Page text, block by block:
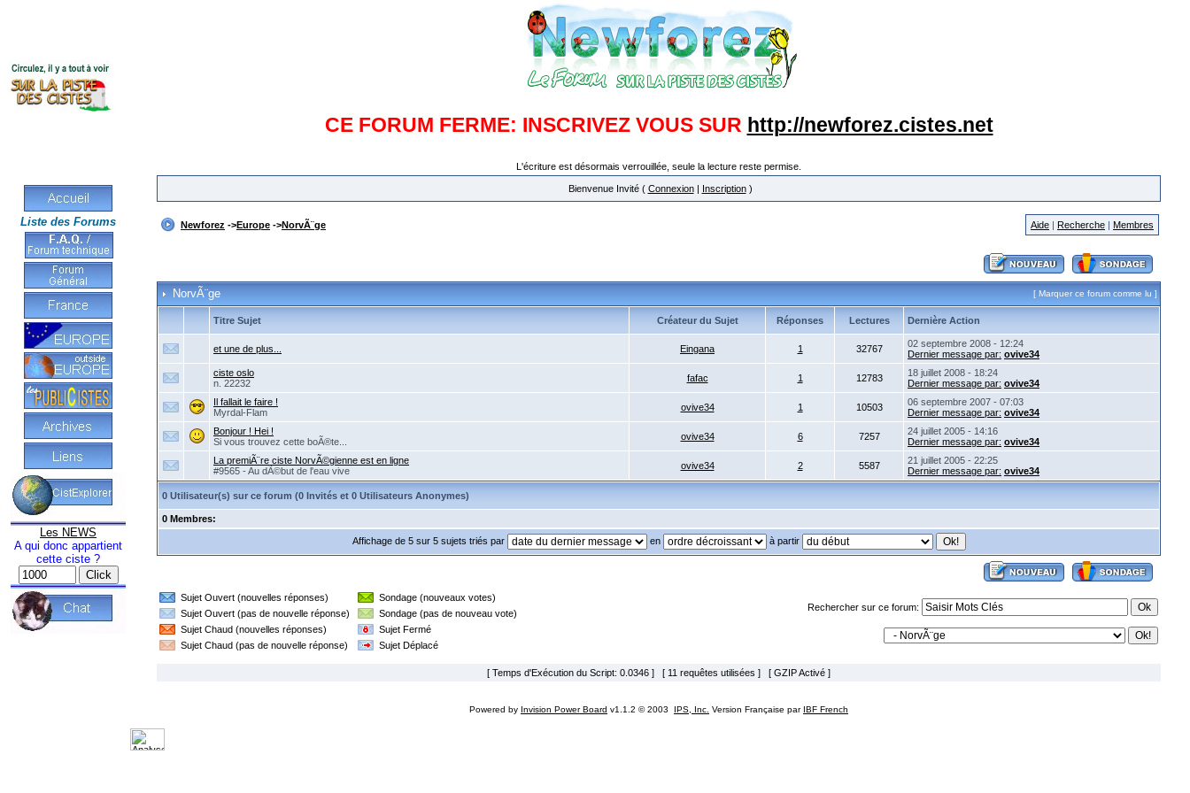
CE FORUM FERME: INSCRIVEZ VOUS SUR http://newforez.cistes.net
L'écriture est désormais verrouillée, seule la lecture reste permise.
Liste des Forums
Les NEWS
A qui donc appartient
cette ciste ?
Bienvenue Invité ( Connexion| Inscription)
Newforez ->Europe ->NorvÃ¨ge Aide | Recherche | Membres
NorvÃ¨ge [ Marquer ce forum comme lu ]
Titre Sujet Créateur du Sujet Réponses Lectures Dernière Action
et une de plus... Eingana 1 32767
02 septembre 2008 - 12:24
Dernier message par: ovive34
ciste oslo
n. 22232
fafac 1 12783
18 juillet 2008 - 18:24
Dernier message par: ovive34
Il fallait le faire !
Myrdal-Flam
ovive34 1 10503
06 septembre 2007 - 07:03
Dernier message par: ovive34
Bonjour ! Hei !
Si vous trouvez cette boÃ®te...
ovive34 6 7257
24 juillet 2005 - 14:16
Dernier message par: ovive34
La premiÃ¨re ciste NorvÃ©gienne est en ligne
#9565 - Au dÃ©but de l'eau vive
ovive34 2 5587
21 juillet 2005 - 22:25
Dernier message par: ovive34
0 Utilisateur(s) sur ce forum (0 Invités et 0 Utilisateurs Anonymes)
0 Membres:
Affichage de 5 sur 5 sujets triés par en à partir
Sujet Ouvert (nouvelles réponses)
Sondage (nouveaux votes)
Rechercher sur ce forum:
Sujet Ouvert (pas de nouvelle réponse)
Sondage (pas de nouveau vote)
Sujet Chaud (nouvelles réponses)
Sujet Fermé
Sujet Chaud (pas de nouvelle réponse)
Sujet Déplacé
[ Temps d'Exécution du Script: 0.0346 ] [ 11 requêtes utilisées ] [ GZIP Activé ]
Powered by Invision Power Board v1.1.2 © 2003 IPS, Inc. Version Française par IBF French